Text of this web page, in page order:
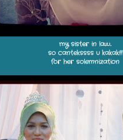
my sister in law..
so cantekssss u kakak!!!
for her solemnization